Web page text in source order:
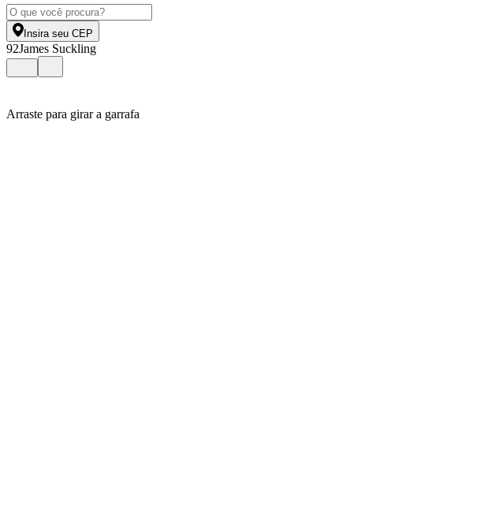
Insira seu CEP
92James Suckling
Arraste para girar a garrafa